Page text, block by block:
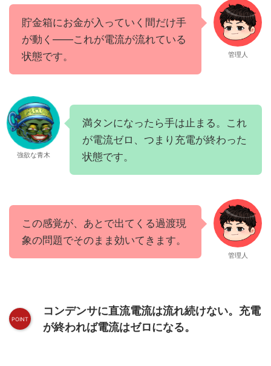
貯金箱にお金が入っていく間だけ手
が動く——これが電流が流れている
状態です。
管理人
強欲な青木
満タンになったら手は止まる。これ
が電流ゼロ、つまり充電が終わった
状態です。
この感覚が、あとで出てくる過渡現
象の問題でそのまま効いてきます。
管理人
コンデンサに直流電流は流れ続けない。充電
が終われば電流はゼロになる。